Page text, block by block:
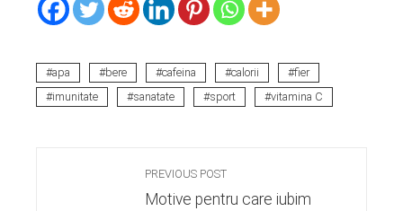
apa bere cafeina calorii
fier
imunitate
sanatate sport vitamina C
PREVIOUS POST
Motive pentru care iubim